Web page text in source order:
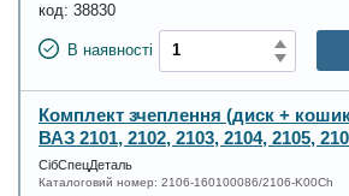
код: 38830
В наявності
Комплект зчеплення (диск +
ВАЗ 2101, 2102, 2103, 2104, 2105,
СібСпецДеталь
Каталоговий номер: 2106-160100086/2106-K00Ch